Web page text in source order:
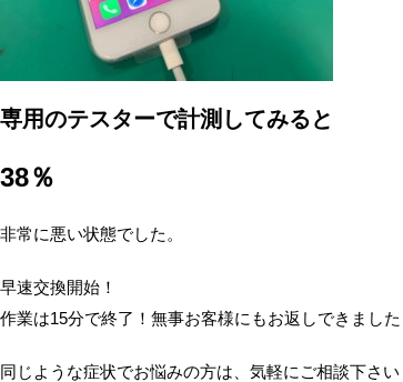
専用のテスターで計測してみると
38％
非常に悪い状態でした。
早速交換開始！
作業は15分で終了！無事お客様にもお返しできました
同じような症状でお悩みの方は、気軽にご相談下さい